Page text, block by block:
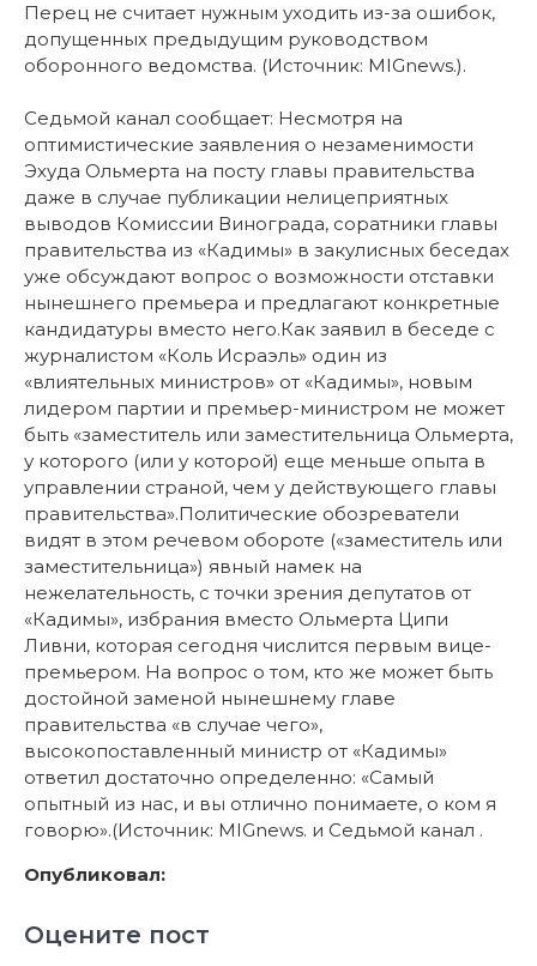
Перец не считает нужным уходить из-за ошибок,
допущенных предыдущим руководством
оборонного ведомства. (Источник: MIGnews.).
Седьмой канал сообщает: Несмотря на
оптимистические заявления о незаменимости
Эхуда Ольмерта на посту главы правительства
даже в случае публикации нелицеприятных
выводов Комиссии Винограда, соратники главы
правительства из «Кадимы» в закулисных беседах
уже обсуждают вопрос о возможности отставки
нынешнего премьера и предлагают конкретные
кандидатуры вместо него.Как заявил в беседе с
журналистом «Коль Исраэль» один из
«влиятельных министров» от «Кадимы», новым
лидером партии и премьер-министром не может
быть «заместитель или заместительница Ольмерта,
у которого (или у которой) еще меньше опыта в
управлении страной, чем у действующего главы
правительства».Политические обозреватели
видят в этом речевом обороте («заместитель или
заместительница») явный намек на
нежелательность, с точки зрения депутатов от
«Кадимы», избрания вместо Ольмерта Ципи
Ливни, которая сегодня числится первым вице-
премьером. На вопрос о том, кто же может быть
достойной заменой нынешнему главе
правительства «в случае чего»,
высокопоставленный министр от «Кадимы»
ответил достаточно определенно: «Самый
опытный из нас, и вы отлично понимаете, о ком я
говорю».(Источник: MIGnews. и Седьмой канал .
Опубликовал:
Оцените пост